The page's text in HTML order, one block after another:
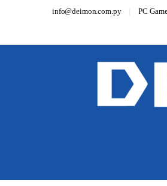
info@deimon.com.py PC